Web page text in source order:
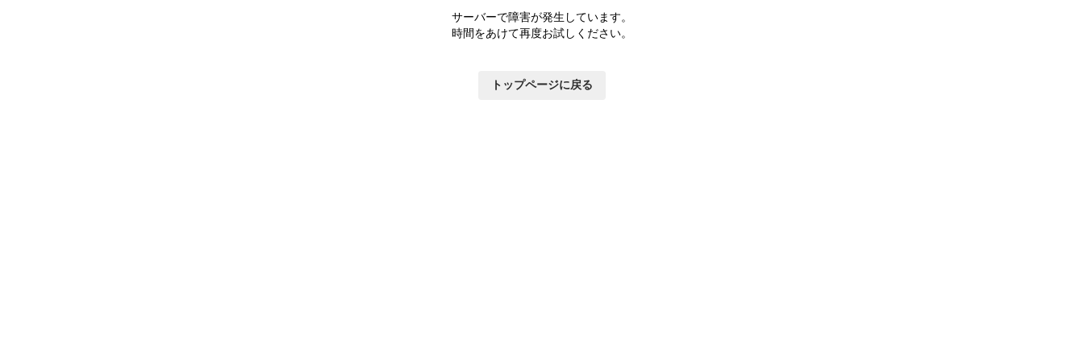
サーバーで障害が発生しています。
時間をあけて再度お試しください。
トップページに戻る